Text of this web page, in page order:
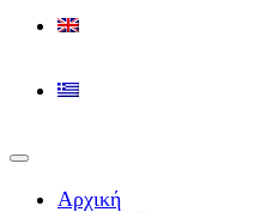
Αρχική